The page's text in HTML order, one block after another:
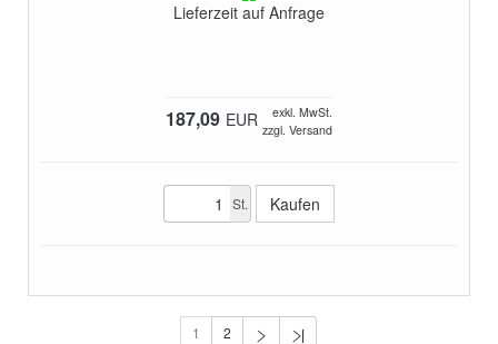
Lieferzeit auf Anfrage
187,09 EUR
exkl. MwSt.
zzgl. Versand
St.
1 2